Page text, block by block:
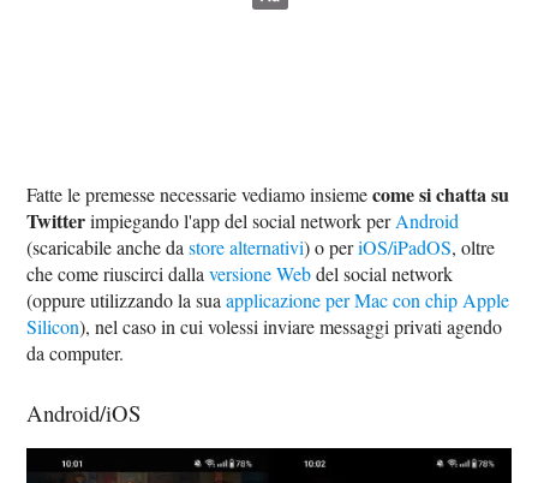
Fatte le premesse necessarie vediamo insiemecome si chatta su
Twitterimpiegando l'app del social network perAndroid
(scaricabile anche dastore alternativi) o periOS/iPadOS, oltre
che come riuscirci dallaversione Webdel social network
(oppure utilizzando la suaapplicazione per Mac con chip Apple
Silicon), nel caso in cui volessi inviare messaggi privati agendo
da computer.
Android/iOS